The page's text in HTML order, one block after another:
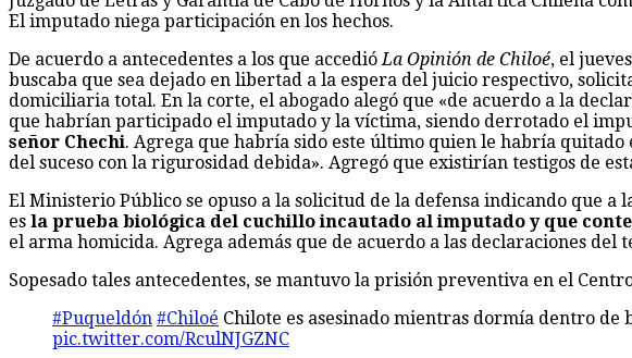
El imputado niega participación en los hechos.
De acuerdo a antecedentes a los que accedióLa Opinión de Chiloé, el
buscaba que sea dejado en libertad a la espera del juicio respectivo,
domiciliaria total. En la corte, el abogado alegó que «de acuerdo a la
que habrían participado el imputado y la víctima, siendo derrotado el
señor Chechi. Agrega que habría sido este último quien le habría
del suceso con la rigurosidad debida». Agregó que existirían testigos de
El Ministerio Público se opuso a la solicitud de la defensa indicando que
es la prueba biológica del cuchillo incautado al imputado y que
el arma homicida. Agrega además que de acuerdo a las declaraciones
Sopesado tales antecedentes, se mantuvo la prisión preventiva en el
#Puqueldón #Chiloé Chilote es asesinado mientras dormía dentro de
pic.twitter.com/RculNJGZNC